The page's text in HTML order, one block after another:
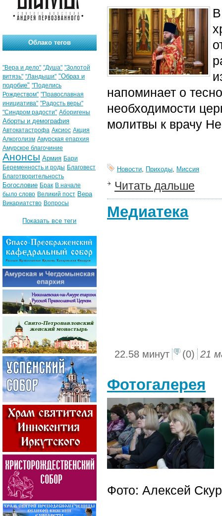
напоминает о
необходимости
молитвы к врачу
Новости, Приходы, Миссия
Читать дальше
Медиатека
22.58 минут (0) 21
Фотогалерея
Фото: Алексей
Облако тегов
"Вера и дело" "Душа" "Золотой
витязь" "Ландыши" "Образ и
подобие" "Поделись
Рождеством" "Православная
инициатива" "Радость веры"
"Синдром радости" Аборигены
Аборты и демография
Автокатастрофа Аксиос Акция
Алкоголизм Амурская епархия
Амурское благочиние
Анонсы Армия Бари
Беременность и роды Благовест
Благотворительность
Богословие Брак В начале
было слово Великий пост Вера
Викариатство Вопросы
Показать все теги